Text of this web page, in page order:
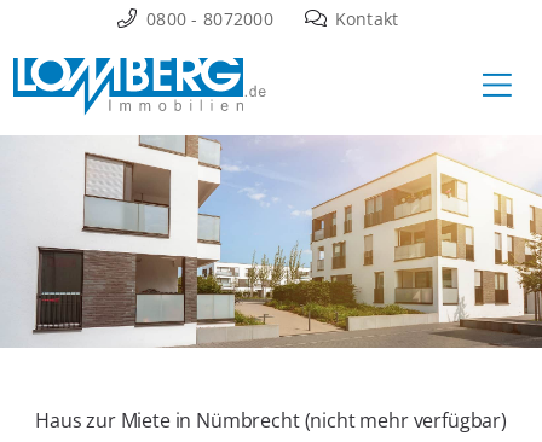
Inhalt
springen
0800 - 8072000 Kontakt
Haus zur Miete in Nümbrecht (nicht mehr verfügbar)